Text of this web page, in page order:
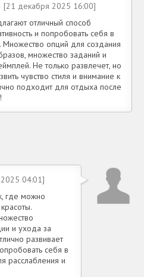
[21 декабря 2025 16:00]
отличный способ
и попробовать себя в
Множество опций для создания
множество заданий и
Не только развлечет, но
чувство стиля и внимание к
подходит для отдыха после
04:01]
где можно
и ухода за
развивает
себя в
расслабления и